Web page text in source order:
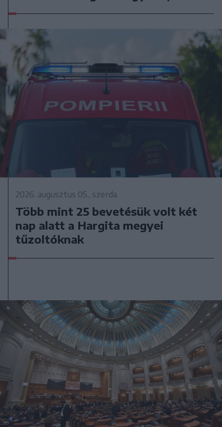
2026. augusztus 05., szerda
Több mint 25 bevetésük volt két
nap alatt a Hargita megyei
tűzoltóknak